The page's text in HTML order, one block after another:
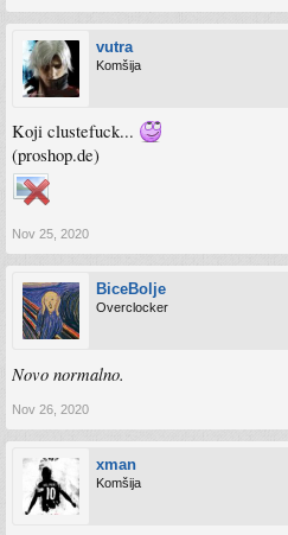
vutra
Komšija
Koji clustefuck...
(proshop.de)
Nov 25, 2020
BiceBolje
Overclocker
Novo normalno.
Nov 26, 2020
xman
Komšija